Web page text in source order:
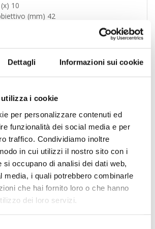
Dettagli Informazioni sui cookie
i cookie
per personalizzare contenuti ed
funzionalità dei social media e per
traffico. Condividiamo inoltre
in cui utilizzi il nostro sito con i
si occupano di analisi dei dati web,
media, i quali potrebbero combinarle
che hai fornito loro o che hanno
dei loro servizi.
10
(mm) 42
(reale/gradi) 6
(apparente/gradi) 55,3
1.000 m (m) 105
(mm) 4,2
(m) 17,6
145
185
62
distanza interpupillare (mm) 56-72
Link al Produttore